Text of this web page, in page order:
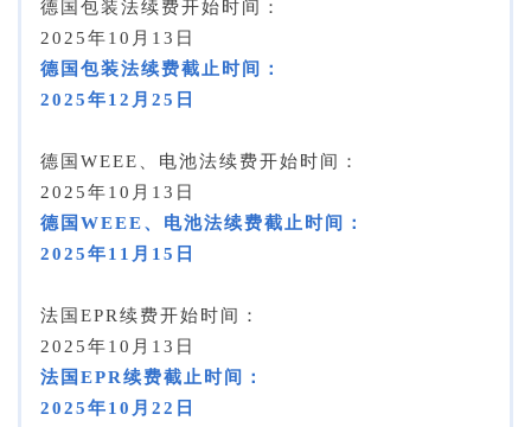
德国包装法续费开始时间：
2025年10月13日
德国包装法续费截止时间：
2025年12月25日
德国WEEE、电池法续费开始时间：
2025年10月13日
德国WEEE、电池法续费截止时间：
2025年11月15日
法国EPR续费开始时间：
2025年10月13日
法国EPR续费截止时间：
2025年10月22日